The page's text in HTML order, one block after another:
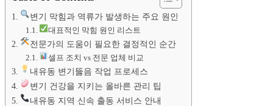
변기 막힘과 역류가 발생하는 주요 원인
대표적인 막힘 원인 리스트
전문가의 도움이 필요한 결정적인 순간
셀프 조치 vs 전문 업체 비교
내유동 변기뚫음 작업 프로세스
변기 건강을 지키는 올바른 관리 팁
내유동 지역 신속 출동 서비스 안내